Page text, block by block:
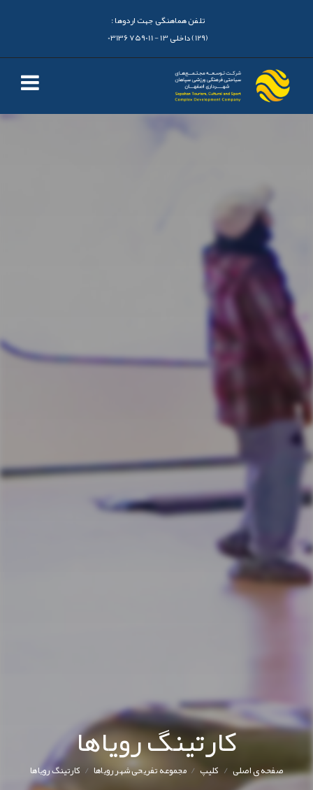
تلفن هماهنگی جهت اردوها :
کارتینگ رویاها
صفحه ی اصلی/ کليپ/ مجموعه تفریحی شهر رویاها/ کارتینگ رویاها